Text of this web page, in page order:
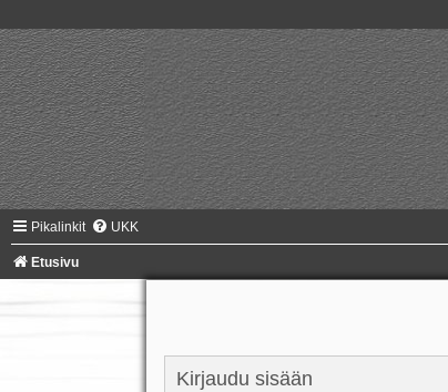
Pikalinkit UKK
Etusivu
Kirjaudu sisään